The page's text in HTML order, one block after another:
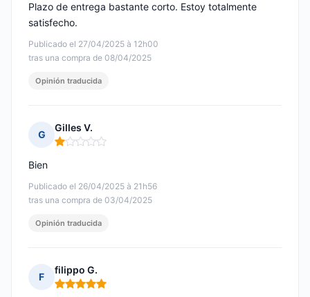
Publicado el 27/04/2025 à 12h00
tras una compra de 08/04/2025
Plazo de entrega bastante corto. Estoy totalmente
satisfecho.
Opinión traducida
G
Gilles V.
Nota: 1 de 5
Publicado el 26/04/2025 à 21h56
tras una compra de 03/04/2025
Bien
Opinión traducida
F
filippo G.
Nota: 5 de 5